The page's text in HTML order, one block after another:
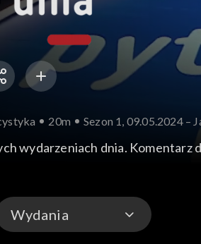
20m Sezon 1, 09.05.2024 –
wydarzeniach dnia.
Wydania